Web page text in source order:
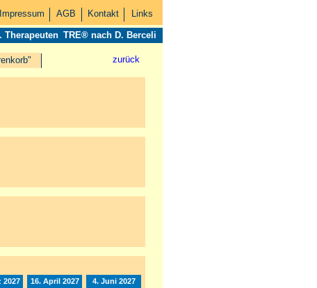
Impressum AGB Kontakt Links
Therapeuten TRE® nach D. Berceli
zurück
2027 16. April 2027
4. Juni 2027